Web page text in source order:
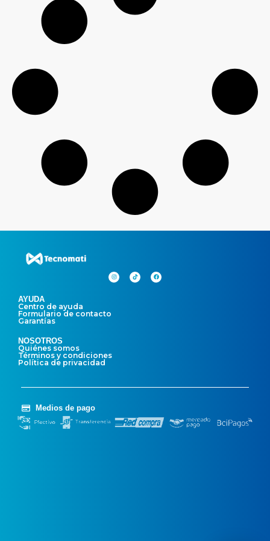
AYUDA
Centro de ayuda
Formulario de contacto
Garantías
NOSOTROS
Quiénes somos
Términos y condiciones
Política de privacidad
Medios de pago